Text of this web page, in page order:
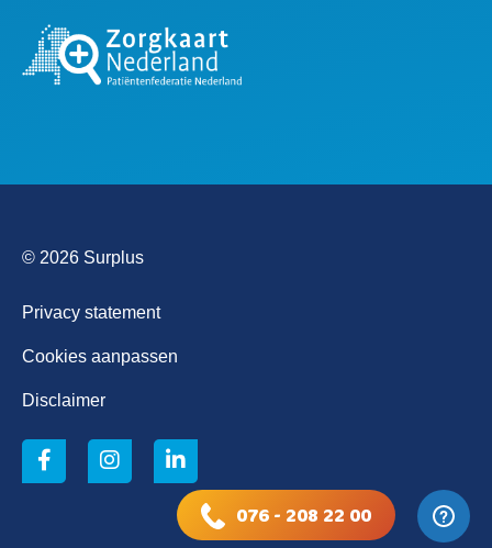
© 2026 Surplus
Privacy statement
Cookies aanpassen
Disclaimer
076 - 208 22 00